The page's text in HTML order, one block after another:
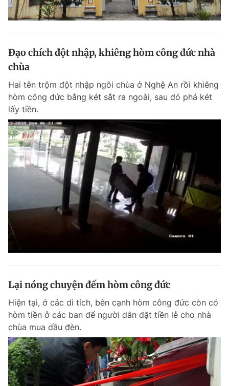
Đạo chích đột nhập, khiêng hòm công đức nhà
chùa
Hai tên trộm đột nhập ngôi chùa ở Nghệ An rồi khiêng
hòm công đức bằng két sắt ra ngoài, sau đó phá két
lấy tiền.
Lại nóng chuyện đếm hòm công đức
Hiện tại, ở các di tích, bên cạnh hòm công đức còn có
hòm tiền ở các ban để người dân đặt tiền lẻ cho nhà
chùa mua dầu đèn.